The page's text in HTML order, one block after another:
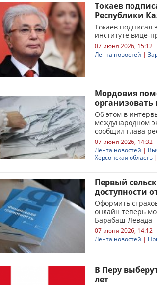
Токаев
Республики
Токаев подписал
институте вице-
07 июня 2026, 15:12
Лента новостей |
Мордовия
Об этом в
международном
сообщил глава
07 июня 2026, 14:32
Лента новостей |
Херсонская область |
Первый
доступности
Оформить
онлайн теперь
Барабаш-Левада
07 июня 2026, 14:12
Лента новостей |
В Перу
лет